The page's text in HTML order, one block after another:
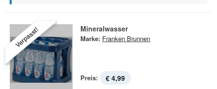
Verpasst! Mineralwasser
Marke: Franken Brunnen
Preis: € 4,99